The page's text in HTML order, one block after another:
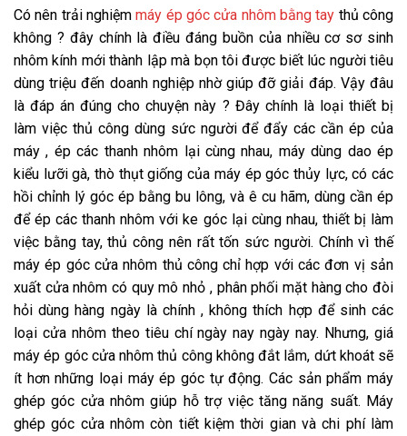
Có nên trải nghiệmmáy ép góc cửa nhôm bằng tay thủ công
không ? đây chính là điều đáng buồn của nhiều cơ sơ sinh
nhôm kính mới thành lập mà bọn tôi được biết lúc người tiêu
dùng triệu đến doanh nghiệp nhờ giúp đỡ giải đáp. Vậy đâu
là đáp án đúng cho chuyện này ? Đây chính là loại thiết bị
làm việc thủ công dùng sức người để đẩy các cần ép của
máy , ép các thanh nhôm lại cùng nhau, máy dùng dao ép
kiểu lưỡi gà, thò thụt giống của máy ép góc thủy lực, có các
hồi chỉnh lý góc ép bằng bu lông, và ê cu hãm, dùng cần ép
để ép các thanh nhôm với ke góc lại cùng nhau, thiết bị làm
việc bằng tay, thủ công nên rất tốn sức người. Chính vì thế
máy ép góc cửa nhôm thủ công chỉ hợp với các đơn vị sản
xuất cửa nhôm có quy mô nhỏ , phân phối mặt hàng cho đòi
hỏi dùng hàng ngày là chính , không thích hợp để sinh các
loại cửa nhôm theo tiêu chí ngày nay ngày nay. Nhưng, giá
máy ép góc cửa nhôm thủ công không đắt lắm, dứt khoát sẽ
ít hơn những loại máy ép góc tự động. Các sản phẩm máy
ghép góc cửa nhôm giúp hỗ trợ việc tăng năng suất. Máy
ghép góc cửa nhôm còn tiết kiệm thời gian và chi phí làm